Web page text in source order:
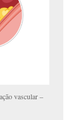
vascular –